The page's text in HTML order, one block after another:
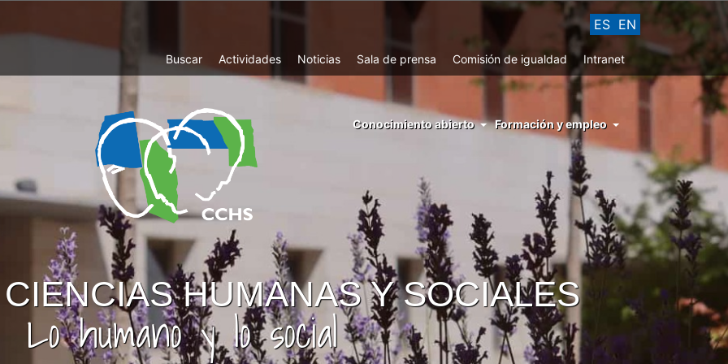
ES EN
Top
Menu
Buscar Actividades Noticias Sala de prensa Comisión de igualdad Intranet
menu
conocimiento
abierto
Conocimiento abierto Formación y empleo
HUMANAS Y SOCIALES
Lo humano y lo social